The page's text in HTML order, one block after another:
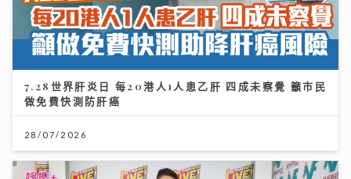
7.28世界肝炎日 每20港人1人患乙肝 四成未察覺 籲市民
做免費快測防肝癌
28/07/2026